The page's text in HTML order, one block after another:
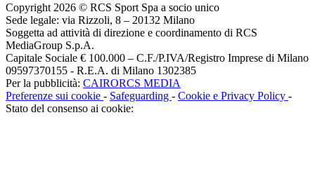
Copyright 2026 © RCS Sport Spa a socio unico
Sede legale: via Rizzoli, 8 – 20132 Milano
Soggetta ad attività di direzione e coordinamento di RCS
MediaGroup S.p.A.
Capitale Sociale € 100.000 – C.F./P.IVA/Registro Imprese di Milano
09597370155 - R.E.A. di Milano 1302385
Per la pubblicità: CAIRORCS MEDIA
Preferenze sui cookie - Safeguarding - Cookie e Privacy Policy -
Stato del consenso ai cookie: